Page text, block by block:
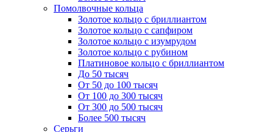
Помолвочные кольца
Золотое кольцо с бриллиантом
Золотое кольцо с сапфиром
Золотое кольцо с изумрудом
Золотое кольцо с рубином
Платиновое кольцо с бриллиантом
До 50 тысяч
От 50 до 100 тысяч
От 100 до 300 тысяч
От 300 до 500 тысяч
Более 500 тысяч
Серьги